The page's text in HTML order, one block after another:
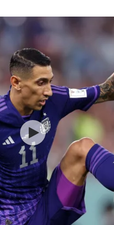
הפועל תל אביב
הפועל באר שבע
מכבי נתניה
בני יהודה